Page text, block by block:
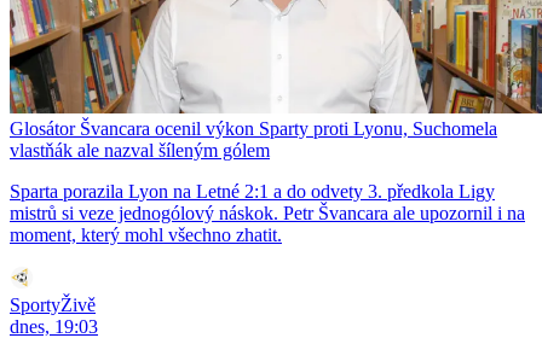
Glosátor Švancara ocenil výkon Sparty proti Lyonu, Suchomela
vlastňák ale nazval šíleným gólem
Sparta porazila Lyon na Letné 2:1 a do odvety 3. předkola Ligy
mistrů si veze jednogólový náskok. Petr Švancara ale upozornil i na
moment, který mohl všechno zhatit.
SportyŽivě
dnes, 19:03